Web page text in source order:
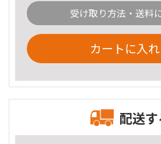
受け取り方法・送料
カートに入
配送す